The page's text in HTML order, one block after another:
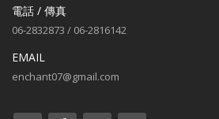
電話 / 傳真
06-2832873 / 06-2816142
EMAIL
enchant07@gmail.com